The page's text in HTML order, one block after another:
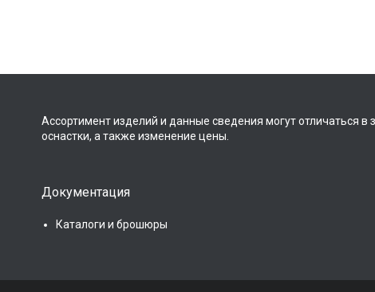
Ассортимент изделий и данные сведения могут отличаться
оснастки, а также изменение цены.
Документация
Каталоги и брошюры